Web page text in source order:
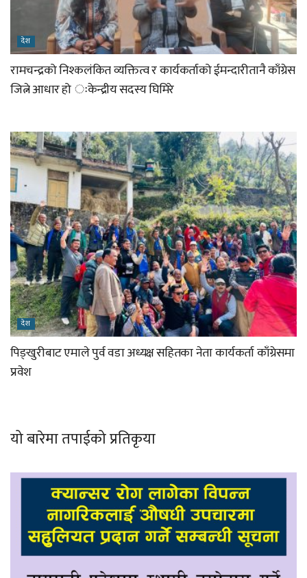
देश
रामचन्द्रको निश्कलंकित व्यक्तित्व र कार्यकर्ताको ईमन्दारीतानै काँग्रेस
जित्ने आधार हो ःकेन्द्रीय सदस्य घिमिरे
देश
पिङ्खुरीबाट एमाले पुर्व वडा अध्यक्ष सहितका नेता कार्यकर्ता काँग्रेसमा
प्रवेश
यो बारेमा तपाईको प्रतिकृया